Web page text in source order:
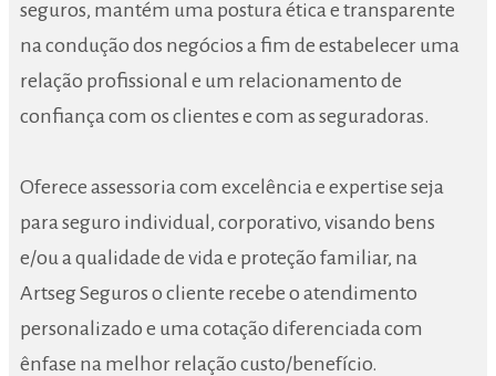
seguros, mantém uma postura ética e transparente
na condução dos negócios a fim de estabelecer uma
relação profissional e um relacionamento de
confiança com os clientes e com as seguradoras.
Oferece assessoria com excelência e expertise seja
para seguro individual, corporativo, visando bens
e/ou a qualidade de vida e proteção familiar, na
Artseg Seguros o cliente recebe o atendimento
personalizado e uma cotação diferenciada com
ênfase na melhor relação custo/benefício.